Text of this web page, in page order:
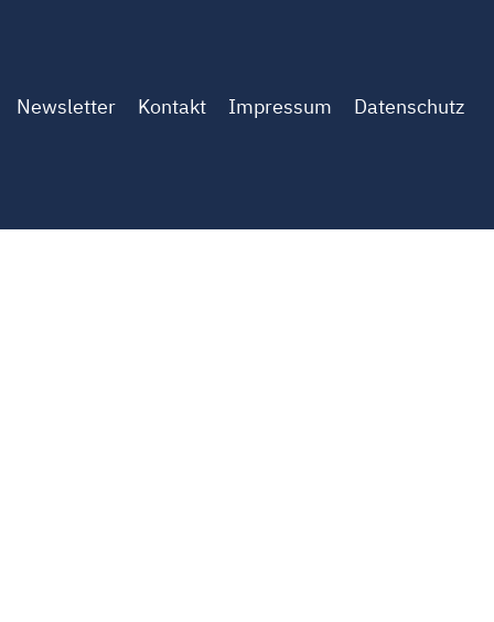
Newsletter Kontakt Impressum Datenschutz